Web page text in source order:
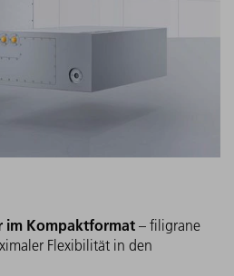
im Kompaktformat – filigrane
Flexibilität in den